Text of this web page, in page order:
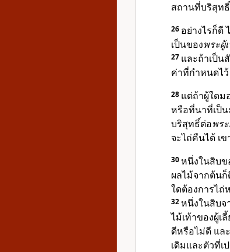
สถานที่บริสุทธิ์
26 อย่างไรก็ดี
เป็นของพระผู้
27 และถ้าเป็น
ค่าที่กำหนดไ
28 แต่ถ้าผู้ใดม
หรือที่นาที่เป็
บริสุทธิ์ต่อพร
จะไถ่คืนได้ เ
30หนึ่งในสิบข
ผลไม้จากต้นก็
ใดต้องการไ
32หนึ่งในสิบจ
ไม้เท้าของผู้เ
ดีหรือไม่ดี แล
เดิมและตัวที่เ